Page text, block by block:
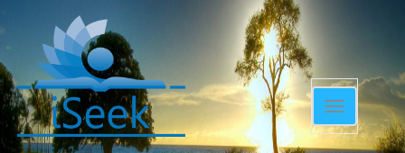
Toggle
navigation